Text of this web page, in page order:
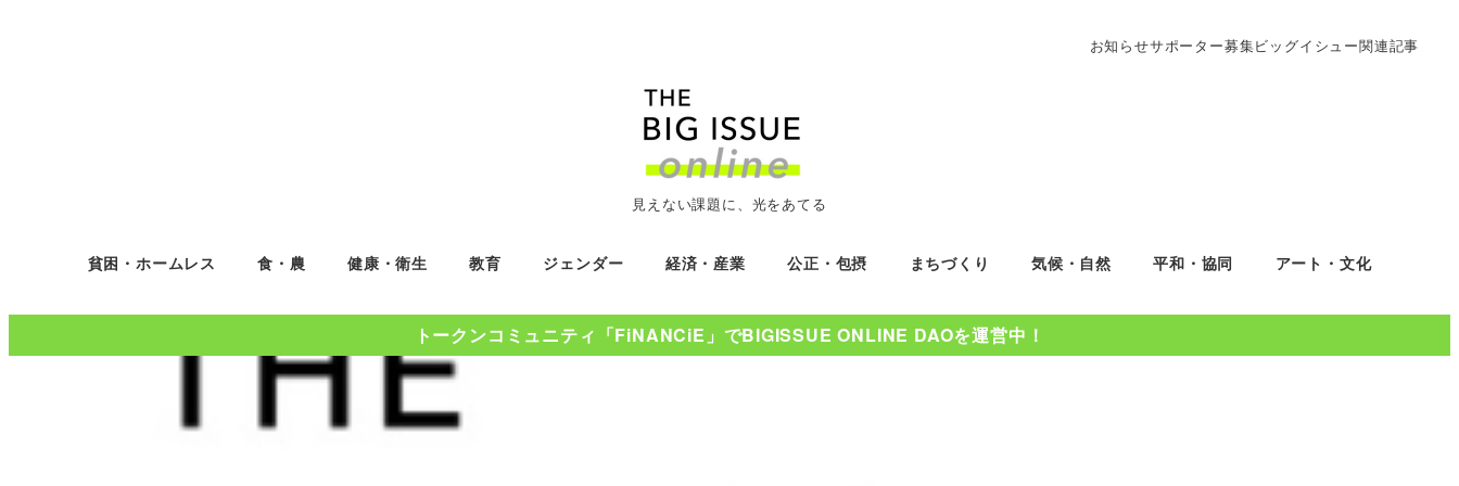
お知らせサポーター募集ビッグイシュー関連記事
見えない課題に、光をあてる
貧困・ホームレス 食・農 健康・衛生 教育 ジェンダー 経済・産業 公正・包摂 まちづくり 気候・自然 平和・協同 アート・文化
トークンコミュニティ「FiNANCiE」でBIGISSUE ONLINE DAOを運営中！